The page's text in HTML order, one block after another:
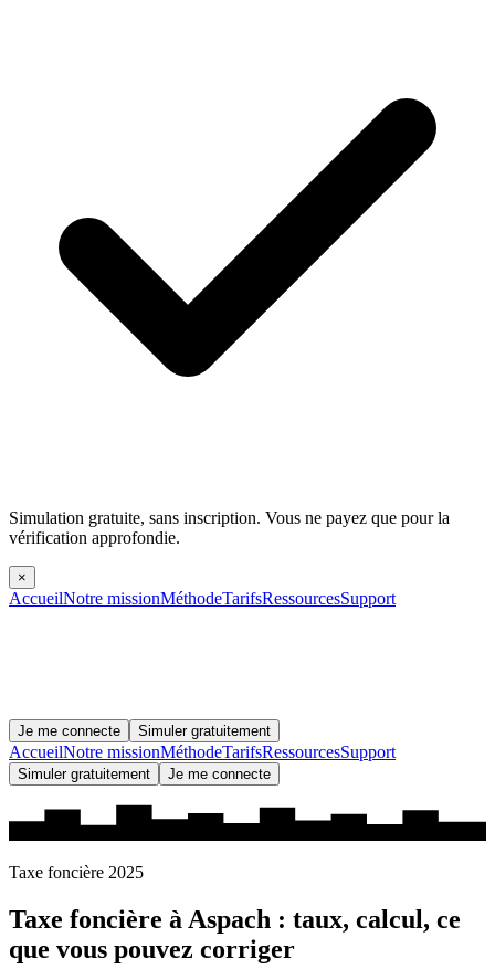
Simulation gratuite, sans inscription. Vous ne payez que pour la
vérification approfondie.
×
AccueilNotre missionMéthodeTarifsRessourcesSupport
Je me connecte Simuler gratuitement
AccueilNotre missionMéthodeTarifsRessourcesSupport
Simuler gratuitement Je me connecte
Taxe foncière 2025
Taxe foncière àAspach : taux, calcul, ce
que vous pouvez corriger